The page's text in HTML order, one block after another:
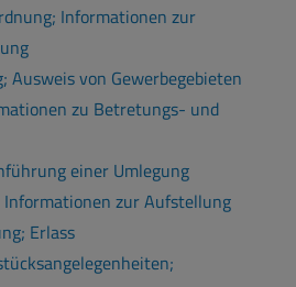
Informationen zur
Ausweis von Gewerbegebieten
zu Betretungs- und
einer Umlegung
Informationen zur Aufstellung
Erlass